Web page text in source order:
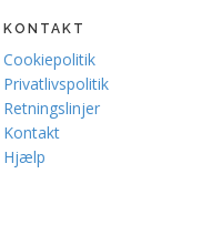
KONTAKT
Cookiepolitik
Privatlivspolitik
Retningslinjer
Kontakt
Hjælp